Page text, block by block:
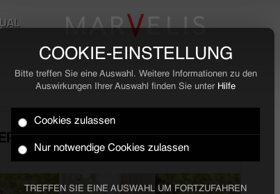
COOKIE-EINSTELLUNG
Bitte treffen Sie eine Auswahl. Weitere Informationen zu den
Auswirkungen Ihrer Auswahl finden Sie unter Hilfe
Cookies zulassen
Nur notwendige Cookies zulassen
TREFFEN SIE EINE AUSWAHL UM FORTZUFAHREN
BASIS